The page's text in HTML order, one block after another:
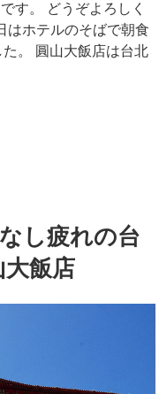
す。 どうぞよろしく
はホテルのそばで朝食
。 圓山大飯店は台北
し疲れの台
飯店